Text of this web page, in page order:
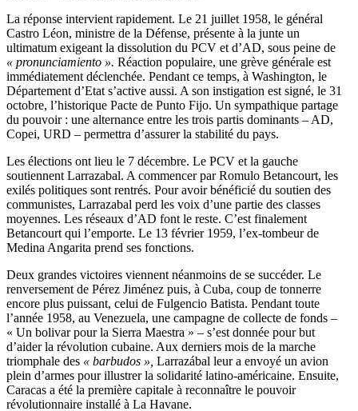
La réponse intervient rapidement. Le 21 juillet 1958, le général
Castro Léon, ministre de la Défense, présente à la junte un
ultimatum exigeant la dissolution du PCV et d’AD, sous peine de
« pronunciamiento ». Réaction populaire, une grève générale est
immédiatement déclenchée. Pendant ce temps, à Washington, le
Département d’Etat s’active aussi. A son instigation est signé, le 31
octobre, l’historique Pacte de Punto Fijo. Un sympathique partage
du pouvoir : une alternance entre les trois partis dominants – AD,
Copei, URD – permettra d’assurer la stabilité du pays.
Les élections ont lieu le 7 décembre. Le PCV et la gauche
soutiennent Larrazabal. A commencer par Romulo Betancourt, les
exilés politiques sont rentrés. Pour avoir bénéficié du soutien des
communistes, Larrazabal perd les voix d’une partie des classes
moyennes. Les réseaux d’AD font le reste. C’est finalement
Betancourt qui l’emporte. Le 13 février 1959, l’ex-tombeur de
Medina Angarita prend ses fonctions.
Deux grandes victoires viennent néanmoins de se succéder. Le
renversement de Pérez Jiménez puis, à Cuba, coup de tonnerre
encore plus puissant, celui de Fulgencio Batista. Pendant toute
l’année 1958, au Venezuela, une campagne de collecte de fonds –
« Un bolivar pour la Sierra Maestra » – s’est donnée pour but
d’aider la révolution cubaine. Aux derniers mois de la marche
triomphale des « barbudos », Larrazábal leur a envoyé un avion
plein d’armes pour illustrer la solidarité latino-américaine. Ensuite,
Caracas a été la première capitale à reconnaître le pouvoir
révolutionnaire installé à La Havane.